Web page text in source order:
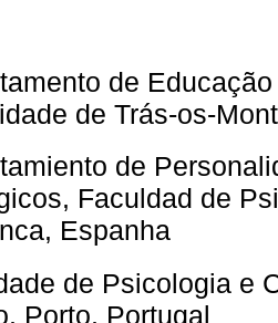
de
de Trás-os-
de
Faculdad de
Espanha
de Psicologia e
Porto, Portugal